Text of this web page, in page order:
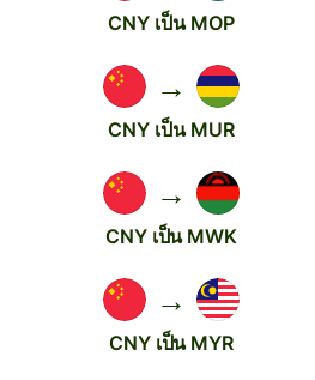
CNY เป็น MOP
→
CNY เป็น MUR
→
CNY เป็น MWK
→
CNY เป็น MYR